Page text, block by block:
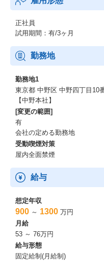
含め出社頻度が高くなります。
・慣れてきたら、徐々にリ
す。
■障害対応・緊急対応等で、
がありますが、振替休日の
スキルアップ支援
■PMP資格の取得を推奨して
資格取得に伴う諸費用の支援
通のスキルとして）
■その他資格についても、同
同社について
す。
キリングループ会社の経営戦
の策定・推進や、システムの
ーションを提供しています。
正社員
試用期間：有/3ヶ月
勤務地
勤務地1
東京都 中野区 中野四丁目10
【中野本社】
[変更の範囲]
有
会社の定める勤務地
受動喫煙対策
屋内全面禁煙
給与
想定年収
900 ～ 1300 万円
月給
53 ～ 76万円
給与形態
固定給制(月給制)